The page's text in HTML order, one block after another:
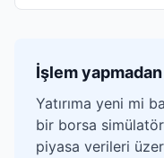
İşlem
Yatırıma yeni mi
bir borsa
piyasa verileri